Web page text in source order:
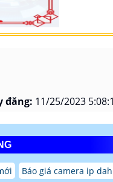
đăng: 11/25/2023
Báo giá camera ip